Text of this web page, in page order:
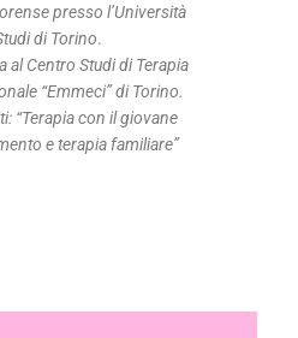
presso l’Università
di Torino.
al Centro Studi di Terapia
“Emmeci” di Torino.
“Terapia con il giovane
e terapia familiare”